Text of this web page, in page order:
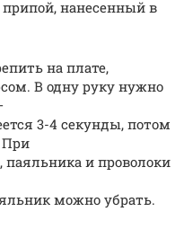
нанесенный в
на плате,
В одну руку нужно
3-4 секунды, потом
При
паяльника и проволоки
можно убрать.